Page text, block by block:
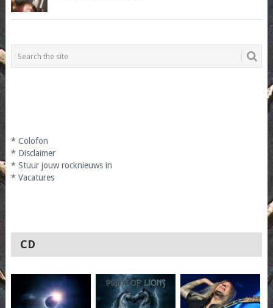
* Colofon
* Disclaimer
* Stuur jouw rocknieuws in
* Vacatures
CD